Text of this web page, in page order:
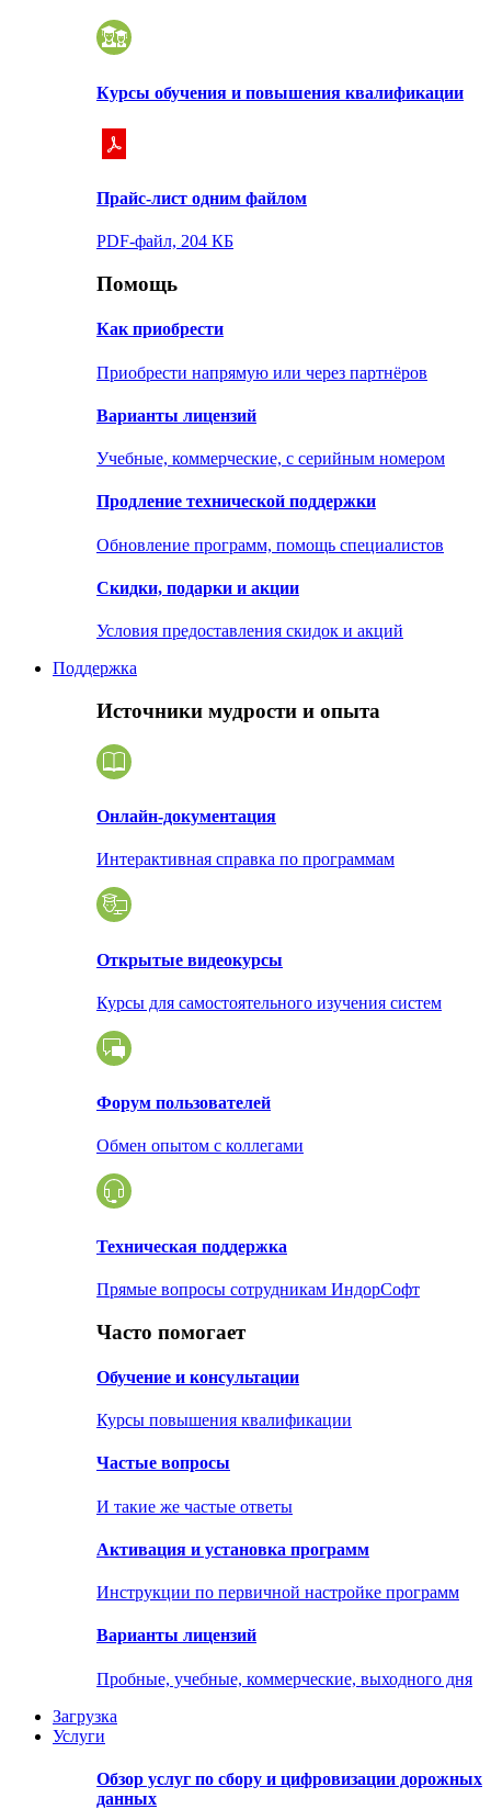
Курсы обучения и повышения квалификации
Прайс-лист одним файлом
PDF-файл, 204 КБ
Помощь
Как приобрести
Приобрести напрямую или через партнёров
Варианты лицензий
Учебные, коммерческие, с серийным номером
Продление технической поддержки
Обновление программ, помощь специалистов
Скидки, подарки и акции
Условия предоставления скидок и акций
Поддержка
Источники мудрости и опыта
Онлайн-документация
Интерактивная справка по программам
Открытые видеокурсы
Курсы для самостоятельного изучения систем
Форум пользователей
Обмен опытом с коллегами
Техническая поддержка
Прямые вопросы сотрудникам ИндорСофт
Часто помогает
Обучение и консультации
Курсы повышения квалификации
Частые вопросы
И такие же частые ответы
Активация и установка программ
Инструкции по первичной настройке программ
Варианты лицензий
Пробные, учебные, коммерческие, выходного дня
Загрузка
Услуги
Обзор услуг по сбору и цифровизации дорожных
данных